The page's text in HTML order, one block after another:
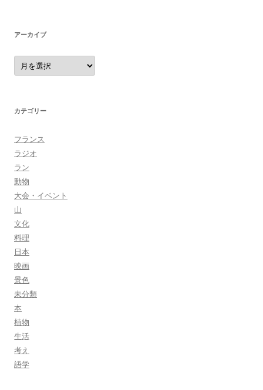
アーカイブ
ア
ー
カ
カテゴリー
フランス
ラジオ
ラン
動物
大会・イベント
山
文化
料理
日本
映画
景色
未分類
本
植物
生活
考え
語学